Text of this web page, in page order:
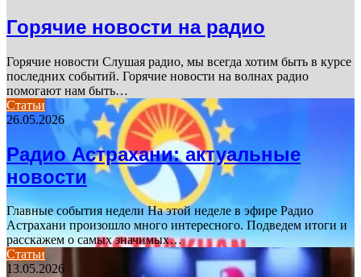
Горячие новости на радио
Горячие новости Слушая радио, мы всегда хотим быть в курсе
последних событий. Горячие новости на волнах радио
помогают нам быть…
Статьи
26.05.2026
Радио Астрахани: актуальные
новости
Главные события недели На этой неделе в эфире Радио
Астрахани произошло много интересного. Подведем итоги и
расскажем о самых значимых…
Статьи
13.05.2026